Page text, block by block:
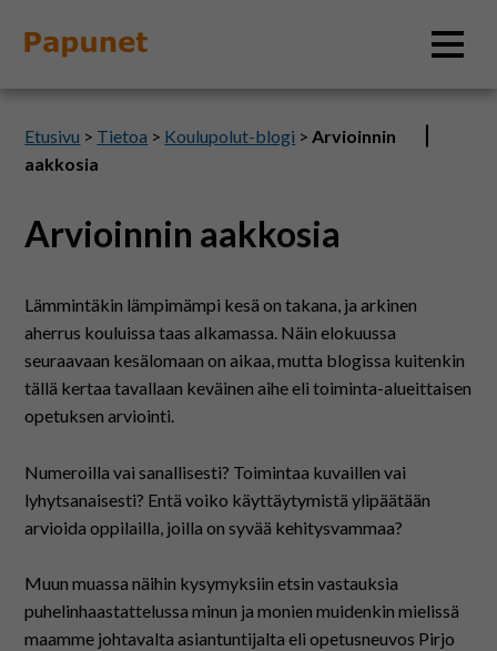
Tietoa
Materiaalit
Kuvatyökalut
På svenska
Etusivu > Tietoa > Koulupolut-blogi >Arvioinnin
aakkosia
Arvioinnin aakkosia
Lämmintäkin lämpimämpi kesä on takana, ja arkinen
aherrus kouluissa taas alkamassa. Näin elokuussa
seuraavaan kesälomaan on aikaa, mutta blogissa kuitenkin
tällä kertaa tavallaan keväinen aihe eli toiminta-alueittaisen
opetuksen arviointi.
Numeroilla vai sanallisesti? Toimintaa kuvaillen vai
lyhytsanaisesti? Entä voiko käyttäytymistä ylipäätään
arvioida oppilailla, joilla on syvää kehitysvammaa?
Muun muassa näihin kysymyksiin etsin vastauksia
puhelinhaastattelussa minun ja monien muidenkin mielissä
maamme johtavalta asiantuntijalta eli opetusneuvos Pirjo